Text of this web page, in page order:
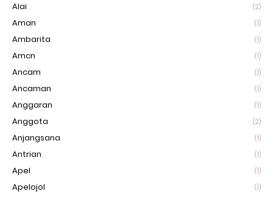
Alai (2)
Aman (1)
Ambarita (1)
Amcn (1)
Ancam (1)
Ancaman (1)
Anggaran (1)
Anggota (2)
Anjangsana (1)
Antrian (1)
Apel (1)
Apelojol (1)